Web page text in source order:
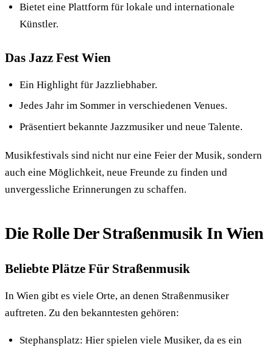
Bietet eine Plattform für lokale und internationale
Künstler.
Das Jazz Fest Wien
Ein Highlight für Jazzliebhaber.
Jedes Jahr im Sommer in verschiedenen Venues.
Präsentiert bekannte Jazzmusiker und neue Talente.
Musikfestivals sind nicht nur eine Feier der Musik, sondern
auch eine Möglichkeit, neue Freunde zu finden und
unvergessliche Erinnerungen zu schaffen.
Die Rolle Der Straßenmusik In Wien
Beliebte Plätze Für Straßenmusik
In Wien gibt es viele Orte, an denen Straßenmusiker
auftreten. Zu den bekanntesten gehören:
Stephansplatz: Hier spielen viele Musiker, da es ein